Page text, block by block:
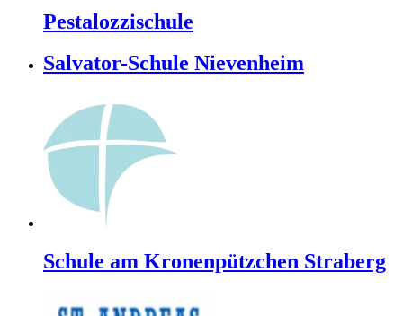
Pestalozzischule
Salvator-Schule Nievenheim
Schule am Kronenpützchen Straberg